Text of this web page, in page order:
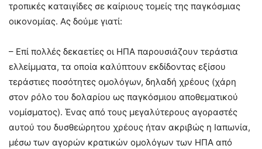
τροπικές καταιγίδες σε καίριους τομείς της παγκόσμιας
οικονομίας. Ας δούμε γιατί:
– Επί πολλές δεκαετίες οι ΗΠΑ παρουσιάζουν τεράστια
ελλείμματα, τα οποία καλύπτουν εκδίδοντας εξίσου
τεράστιες ποσότητες ομολόγων, δηλαδή χρέους (χάρη
στον ρόλο του δολαρίου ως παγκόσμιου αποθεματικού
νομίσματος). Ένας από τους μεγαλύτερους αγοραστές
αυτού του δυσθεώρητου χρέους ήταν ακριβώς η Ιαπωνία,
μέσω των αγορών κρατικών ομολόγων των ΗΠΑ από